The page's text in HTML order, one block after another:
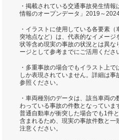
・掲載されている交通事故発生情
情報のオープンデータ」2019～
・イラストに使用している各要素
突地点など）は、代表的なイメー
状等含め現実の事故の状況とは異な
ージとして参考までにご活用くださ
・多重事故の場合でもイラスト上
しか表現されていません。詳細は
参照ください。
・車両種別のデータは、該当車両
わっている事故の件数となってい
普通自動車が衝突した場合でも1件
含まれるため、現実の事故件数と一
注意ください。